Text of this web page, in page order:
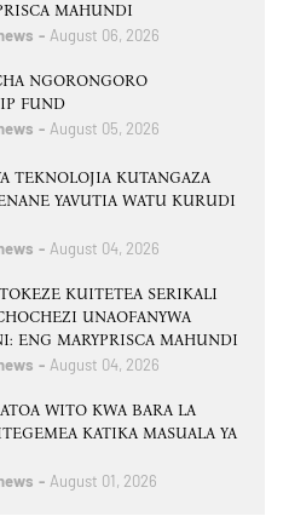
MAHUNDI
August 06, 2026
NGORONGORO
FUND
August 05, 2026
TEKNOLOJIA KUTANGAZA
YAVUTIA WATU KURUDI
August 04, 2026
KUITETEA SERIKALI
UNAOFANYWA
ENG MARYPRISCA MAHUNDI
August 04, 2026
WITO KWA BARA LA
KATIKA MASUALA YA
August 01, 2026